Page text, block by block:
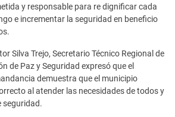
y responsable para re dignificar cada
e incrementar la seguridad en beneficio
Silva Trejo, Secretario Técnico Regional de
de Paz y Seguridad expresó que el
demuestra que el municipio
al atender las necesidades de todos y
seguridad.